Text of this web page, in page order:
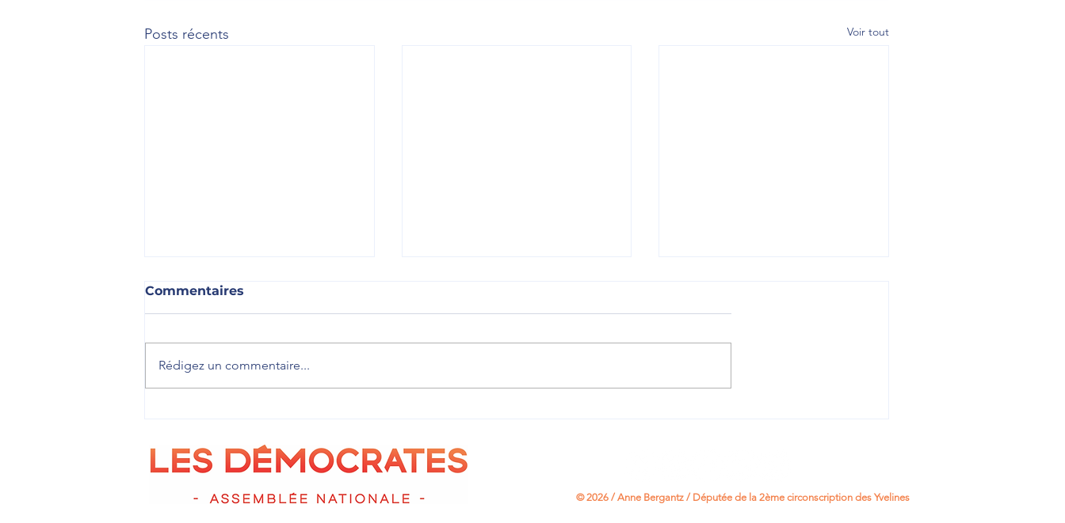
Posts récents Voir tout
le travail parlementaire
Commentaires
Rédigez un commentaire...
© 2026 / Anne Bergantz / Députée de la 2ème circonscription des Yvelines